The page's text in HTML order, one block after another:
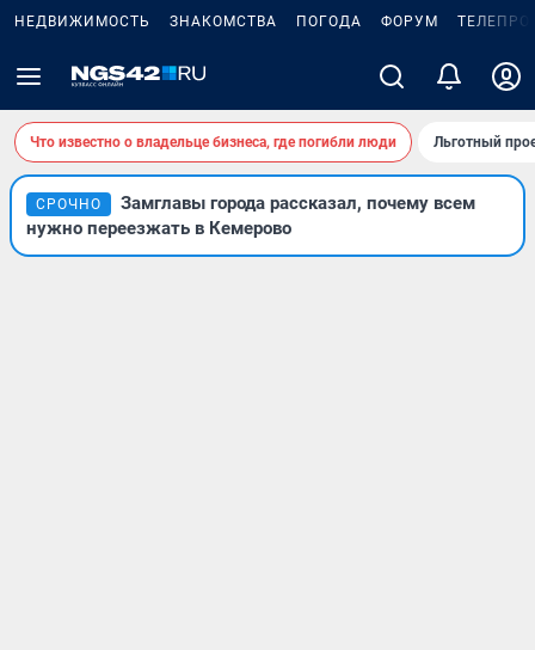
НЕДВИЖИМОСТЬ ЗНАКОМСТВА ПОГОДА ФОРУМ
Что известно о владельце бизнеса, где погибли люди Льготный
СРОЧНО
Замглавы города рассказал, почему всем
нужно переезжать в Кемерово